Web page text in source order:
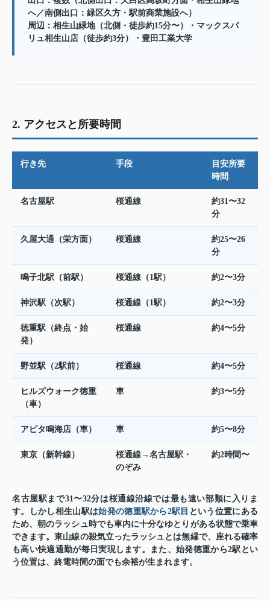
へ／南側出口：緑区久方・駅前商業施設へ）
周辺：相生山緑地（北側・徒歩約15分〜）・マックスバ
リュ相生山店（徒歩約3分）・豊田工業大学
2. アクセスと所要時間
行き先 手段
目安所要
時間
名古屋駅 桜通線
約31〜32
分
久屋大通（栄方面） 桜通線
約25〜26
分
鳴子北駅（前駅） 桜通線（1駅） 約2〜3分
神沢駅（次駅） 桜通線（1駅） 約2〜3分
徳重駅（終点・始
発）
桜通線 約4〜5分
野並駅（2駅前） 桜通線 約4〜5分
ヒルズウォーク徳重
（車）
車 約3〜5分
アピタ鳴海店（車） 車 約5〜8分
東京（新幹線）
桜通線→名古屋駅・
のぞみ
約2時間〜
名古屋駅まで31〜32分は桜通線沿線では最も遠い部類に入りま
す。しかし相生山駅は始発の徳重駅から2駅目 という位置にある
ため、朝のラッシュ時でも車内に十分なゆとりがある状態で乗車
できます。東山線の殺気立ったラッシュとは無縁で、座れる確率
も高い快適通勤が毎日実現します。また、始発徳重から2駅とい
う位置は、終電時間の面でも余裕が生まれます。